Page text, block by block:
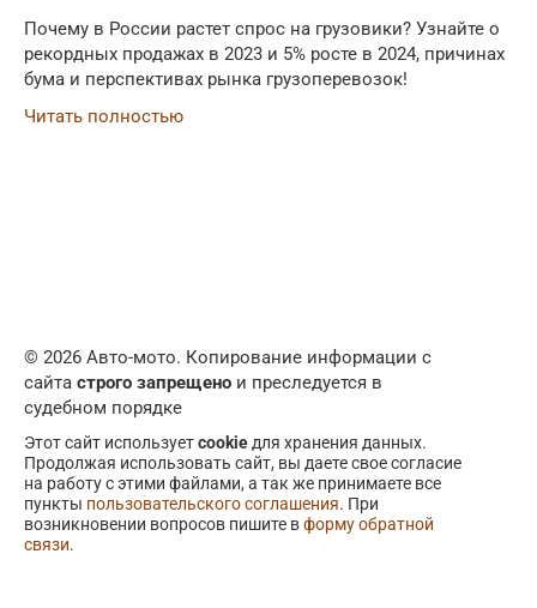
Почему в России растет спрос на грузовики? Узнайте о
рекордных продажах в 2023 и 5% росте в 2024, причинах
бума и перспективах рынка грузоперевозок!
Читать полностью
© 2026 Авто-мото. Копирование информации с
сайта строго запрещено и преследуется в
судебном порядке
Этот сайт используетcookie для хранения данных.
Продолжая использовать сайт, вы даете свое согласие
на работу с этими файлами, а так же принимаете все
пункты пользовательского соглашения. При
возникновении вопросов пишите вформу обратной
связи.